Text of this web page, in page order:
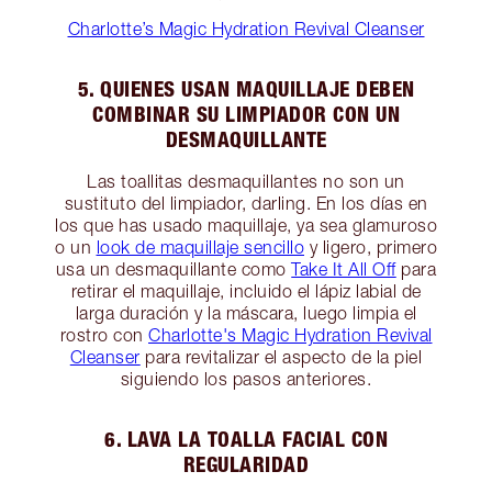
Charlotte’s Magic Hydration Revival Cleanser
5. QUIENES USAN MAQUILLAJE DEBEN
COMBINAR SU LIMPIADOR CON UN
DESMAQUILLANTE
Las toallitas desmaquillantes no son un
sustituto del limpiador, darling. En los días en
los que has usado maquillaje, ya sea glamuroso
o un look de maquillaje sencillo y ligero, primero
usa un desmaquillante comoTake It All Offpara
retirar el maquillaje, incluido el lápiz labial de
larga duración y la máscara, luego limpia el
rostro con Charlotte's Magic Hydration Revival
Cleanser para revitalizar el aspecto de la piel
siguiendo los pasos anteriores.
6. LAVA LA TOALLA FACIAL CON
REGULARIDAD